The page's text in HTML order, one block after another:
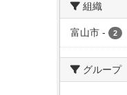
組織
富山市 - 2
グループ